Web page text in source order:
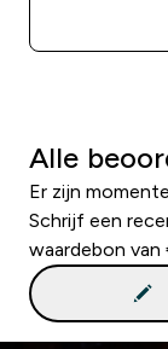
Alle
Er zijn
Schrijf een
waardebon van